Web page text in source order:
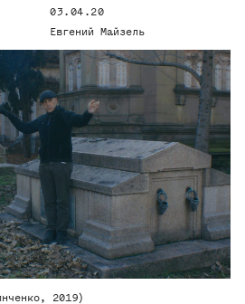
03.04.20
Евгений Майзель
2019)